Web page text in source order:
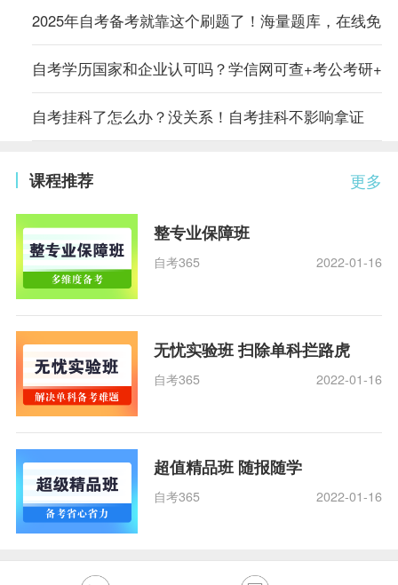
2025年自考备考就靠这个刷题了！海量题库，在线免
自考学历国家和企业认可吗？学信网可查+考公考研+
自考挂科了怎么办？没关系！自考挂科不影响拿证
更多
课程推荐
整专业保障班
自考365 2022-01-16
无忧实验班 扫除单科拦路虎
自考365 2022-01-16
超值精品班 随报随学
自考365 2022-01-16